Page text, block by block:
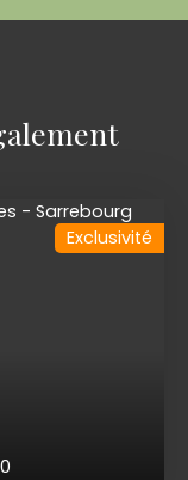
Exclusivité